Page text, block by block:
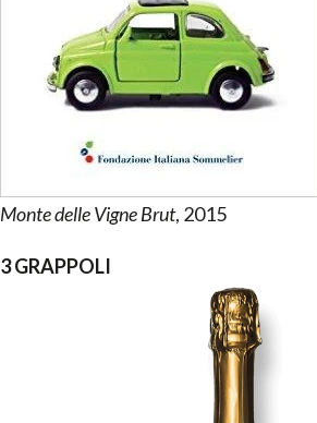
Monte delle Vigne Brut, 2015
3 GRAPPOLI